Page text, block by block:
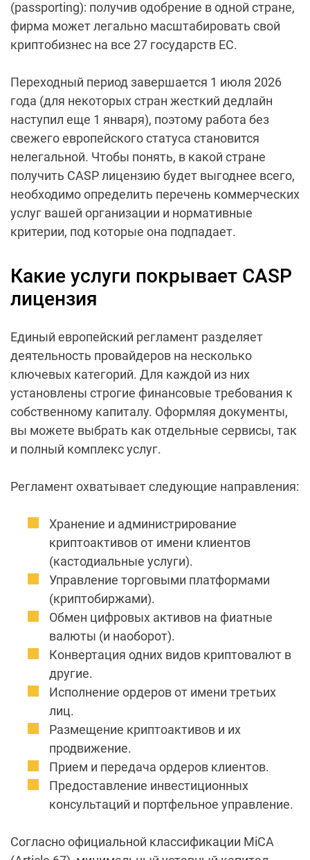
(passporting): получив одобрение в одной стране,
фирма может легально масштабировать свой
криптобизнес на все 27 государств ЕС.
Переходный период завершается 1 июля 2026
года (для некоторых стран жесткий дедлайн
наступил еще 1 января), поэтому работа без
свежего европейского статуса становится
нелегальной. Чтобы понять, в какой стране
получить CASP лицензию будет выгоднее всего,
необходимо определить перечень коммерческих
услуг вашей организации и нормативные
критерии, под которые она подпадает.
Какие услуги покрывает CASP
лицензия
Единый европейский регламент разделяет
деятельность провайдеров на несколько
ключевых категорий. Для каждой из них
установлены строгие финансовые требования к
собственному капиталу. Оформляя документы,
вы можете выбрать как отдельные сервисы, так
и полный комплекс услуг.
Регламент охватывает следующие направления:
Хранение и администрирование
криптоактивов от имени клиентов
(кастодиальные услуги).
Управление торговыми платформами
(криптобиржами).
Обмен цифровых активов на фиатные
валюты (и наоборот).
Конвертация одних видов криптовалют в
другие.
Исполнение ордеров от имени третьих
лиц.
Размещение криптоактивов и их
продвижение.
Прием и передача ордеров клиентов.
Предоставление инвестиционных
консультаций и портфельное управление.
Согласно официальной классификации MiCA